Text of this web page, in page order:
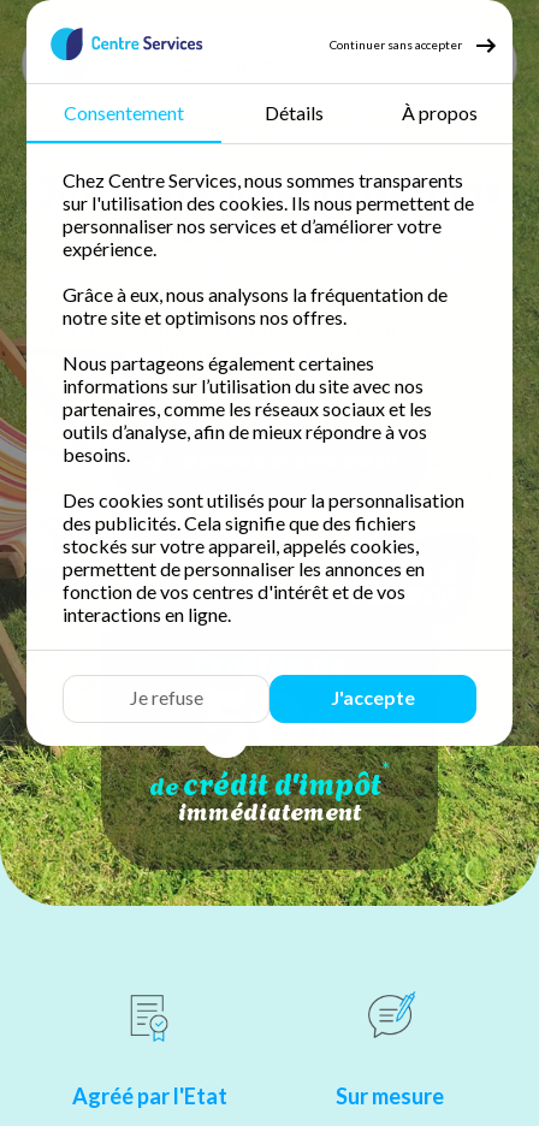
Continuer sans accepter
Consentement Détails À propos
Chez Centre Services, nous sommes transparents
sur l'utilisation des cookies. Ils nous permettent de
personnaliser nos services et d’améliorer votre
expérience.
Grâce à eux, nous analysons la fréquentation de
notre site et optimisons nos offres.
Nous partageons également certaines
informations sur l’utilisation du site avec nos
partenaires, comme les réseaux sociaux et les
outils d’analyse, afin de mieux répondre à vos
besoins.
Des cookies sont utilisés pour la personnalisation
des publicités. Cela signifie que des fichiers
stockés sur votre appareil, appelés cookies,
permettent de personnaliser les annonces en
fonction de vos centres d'intérêt et de vos
interactions en ligne.
Je refuse J'accepte
Jardinage à domicile dans
le Calvados
Retrouvez votre temps libre avec une femme de
ménage fiable et expérimentée. Profitez de
de crédit d'impôt immédiatpour un domicile
impeccable.
Profitez de
50%
decrédit d'impôt*
immédiatement
Agréé par l'Etat Sur mesure